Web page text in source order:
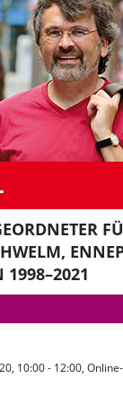
1998–2021
10:00 - 12:00,